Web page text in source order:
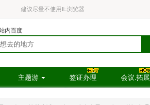
建议尽量不使用IE浏览器
内百度
主题游 签证办理 会议.拓展